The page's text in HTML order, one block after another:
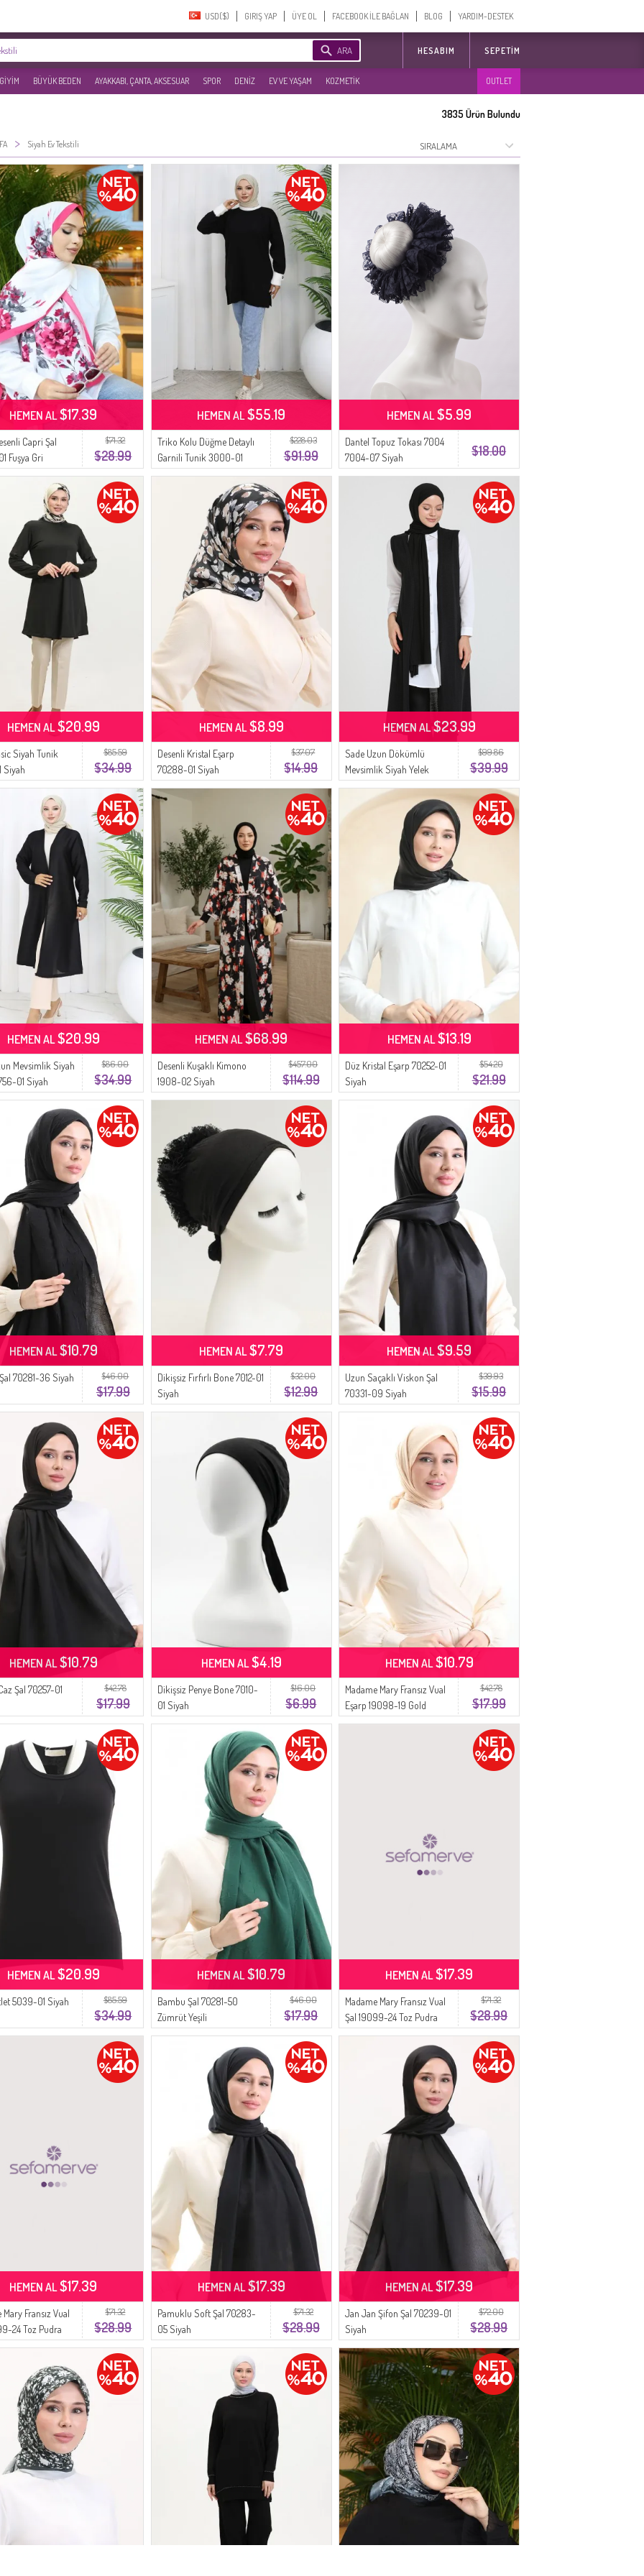
USD($)‎ GIRIŞ YAP ÜYE OL FACEBOOK İLE BAĞLAN BLOG YARDIM-DESTEK
ARA HESABIM SEPETIM
BÜYÜK BEDEN AYAKKABI, ÇANTA, AKSESUAR SPOR DENİZ EV VE YAŞAM KOZMETİK OUTLET
3835Ürün Bulundu
> Siyah Ev Tekstili
$71.32
$28.99
Capri Şal
Fuşya Gri
HEMEN AL$17.39
$228.03
$91.99
Triko Kolu Düğme Detaylı
Garnili Tunik 3000-01
Siyah
HEMEN AL$55.19
$18.00
Dantel Topuz Tokası 7004
7004-07 Siyah
HEMEN AL$5.99
$85.59
$34.99
Siyah Tunik
Siyah
HEMEN AL$20.99
$37.07
$14.99
Desenli Kristal Eşarp
70288-01 Siyah
HEMEN AL$8.99
$99.86
$39.99
Sade Uzun Dökümlü
Mevsimlik Siyah Yelek
8735-01 Siyah
HEMEN AL$23.99
$86.00
$34.99
Mevsimlik Siyah
01 Siyah
HEMEN AL$20.99
$457.00
$114.99
Desenli Kuşaklı Kimono
1908-02 Siyah
HEMEN AL$68.99
$54.20
$21.99
Düz Kristal Eşarp 70252-01
Siyah
HEMEN AL$13.19
$46.00
$17.99
70281-36 Siyah
HEMEN AL$10.79
$32.00
$12.99
Dikişsiz Fırfırlı Bone 7012-01
Siyah
HEMEN AL$7.79
$39.93
$15.99
Uzun Saçaklı Viskon Şal
70331-09 Siyah
HEMEN AL$9.59
$42.78
$17.99
Şal 70257-01
HEMEN AL$10.79
$16.00
$6.99
Dikişsiz Penye Bone 7010-
01 Siyah
HEMEN AL$4.19
$42.78
$17.99
Madame Mary Fransız Vual
Eşarp 19098-19 Gold
HEMEN AL$10.79
$85.59
$34.99
5039-01 Siyah
HEMEN AL$20.99
$46.00
$17.99
Bambu Şal 70281-50
Zümrüt Yeşili
HEMEN AL$10.79
$71.32
$28.99
Madame Mary Fransız Vual
Şal 19099-24 Toz Pudra
HEMEN AL$17.39
$71.32
$28.99
Mary Fransız Vual
24 Toz Pudra
HEMEN AL$17.39
$71.32
$28.99
Pamuklu Soft Şal 70283-
05 Siyah
HEMEN AL$17.39
$72.00
$28.99
Jan Jan Şifon Şal 70239-01
Siyah
HEMEN AL$17.39